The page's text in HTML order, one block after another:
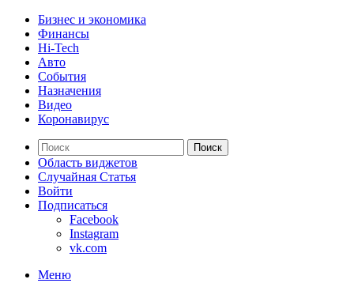
Бизнес и экономика
Финансы
Hi-Tech
Авто
События
Назначения
Видео
Коронавирус
Поиск
Область виджетов
Случайная Статья
Войти
Подписаться
Facebook
Instagram
vk.com
Меню